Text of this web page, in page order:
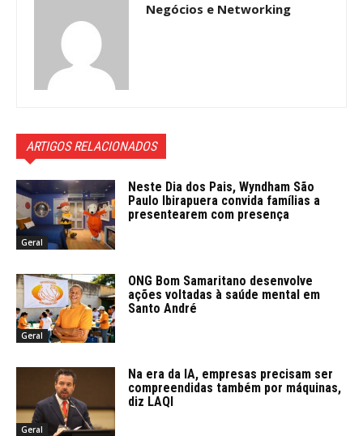
Negócios e Networking
ARTIGOS RELACIONADOS
Geral
Neste Dia dos Pais, Wyndham São
Paulo Ibirapuera convida famílias a
presentearem com presença
Geral
ONG Bom Samaritano desenvolve
ações voltadas à saúde mental em
Santo André
Geral
Na era da IA, empresas precisam ser
compreendidas também por máquinas,
diz LAQI